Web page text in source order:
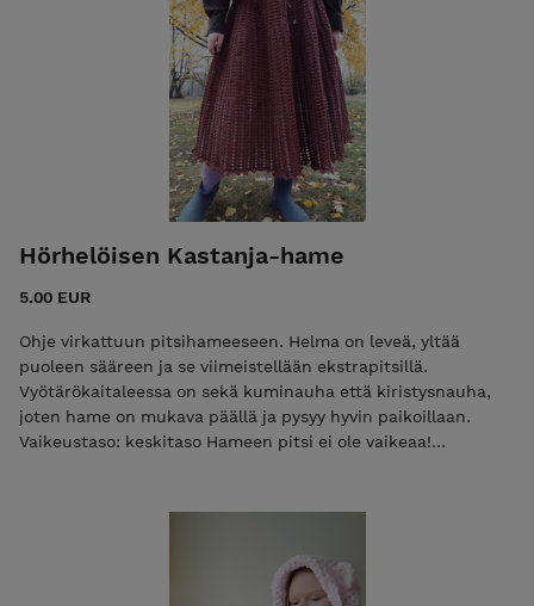
Hörhelöisen Kastanja-hame
5.00 EUR
Ohje virkattuun pitsihameeseen. Helma on leveä, yltää
puoleen sääreen ja se viimeistellään ekstrapitsillä.
Vyötärökaitaleessa on sekä kuminauha että kiristysnauha,
joten hame on mukava päällä ja pysyy hyvin paikoillaan.
Vaikeustaso: keskitaso Hameen pitsi ei ole vaikeaa!
nauha tai nyöri hameen vyötärölle koot: S-XXL